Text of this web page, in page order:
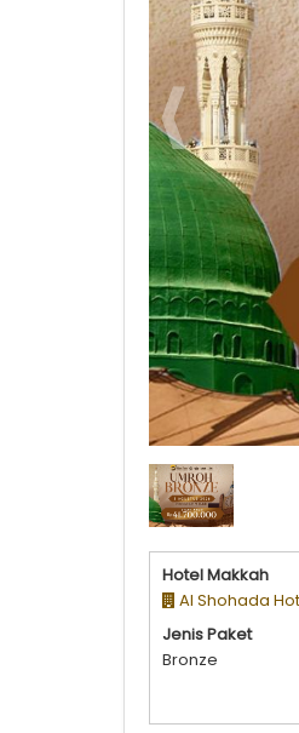
03 AGUSTUS
Hotel Makkah
Al Shohada
Jenis Paket
Bronze